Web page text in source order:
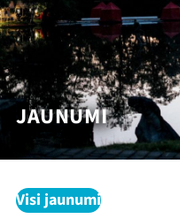
JAUNUMI
Visi jaunumi